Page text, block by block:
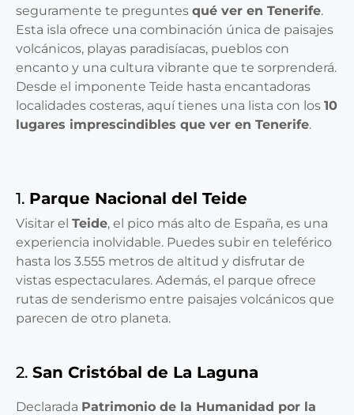
seguramente te preguntes qué ver en Tenerife.
Esta isla ofrece una combinación única de paisajes
volcánicos, playas paradisíacas, pueblos con
encanto y una cultura vibrante que te sorprenderá.
Desde el imponente Teide hasta encantadoras
localidades costeras, aquí tienes una lista con los 10
lugares imprescindibles que ver en Tenerife.
1. Parque Nacional del Teide
Visitar el Teide, el pico más alto de España, es una
experiencia inolvidable. Puedes subir en teleférico
hasta los 3.555 metros de altitud y disfrutar de
vistas espectaculares. Además, el parque ofrece
rutas de senderismo entre paisajes volcánicos que
parecen de otro planeta.
2. San Cristóbal de La Laguna
Declarada Patrimonio de la Humanidad por la